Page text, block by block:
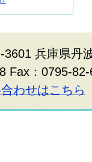
3601 兵庫県丹
Fax：0795-
わせはこちら